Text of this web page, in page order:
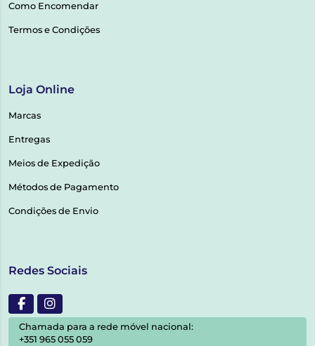
Como Encomendar
Termos e Condições
Loja Online
Marcas
Entregas
Meios de Expedição
Métodos de Pagamento
Condições de Envio
Redes Sociais
Chamada para a rede móvel nacional:
+351 965 055 059